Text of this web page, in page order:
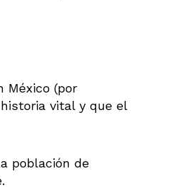
México (por
vital y que el
población de